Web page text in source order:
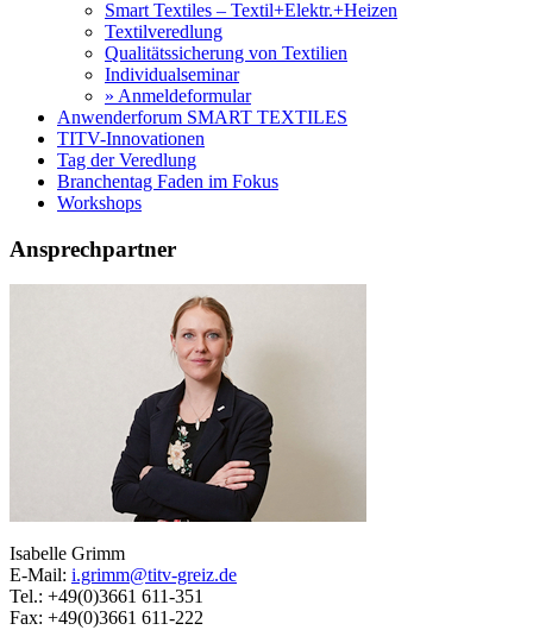
Smart Textiles – Textil+Elektr.+Heizen
Textilveredlung
Qualitätssicherung von Textilien
Individualseminar
» Anmeldeformular
Anwenderforum SMART TEXTILES
TITV-Innovationen
Tag der Veredlung
Branchentag Faden im Fokus
Workshops
Ansprechpartner
Isabelle Grimm
E-Mail: i.grimm@titv-greiz.de
Tel.: +49(0)3661 611-351
Fax: +49(0)3661 611-222